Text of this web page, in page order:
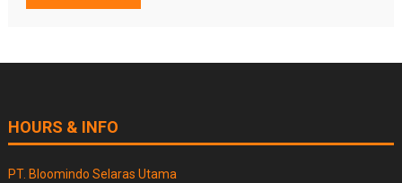
HOURS & INFO
PT. Bloomindo Selaras Utama